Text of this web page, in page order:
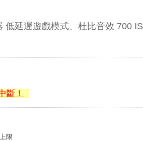
延遲遊戲模式、杜比音效 700
斷！
限